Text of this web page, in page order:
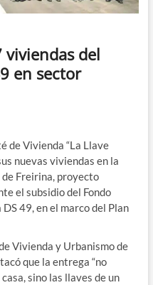
del
en sector
de Vivienda “La Llave
nuevas viviendas en la
Freirina, proyecto
el subsidio del Fondo
49, en el marco del Plan
Vivienda y Urbanismo de
que la entrega “no
sino las llaves de un